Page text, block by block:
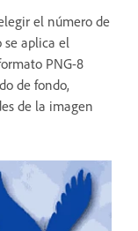
el número de
se aplica el
PNG-8
de fondo,
de la imagen